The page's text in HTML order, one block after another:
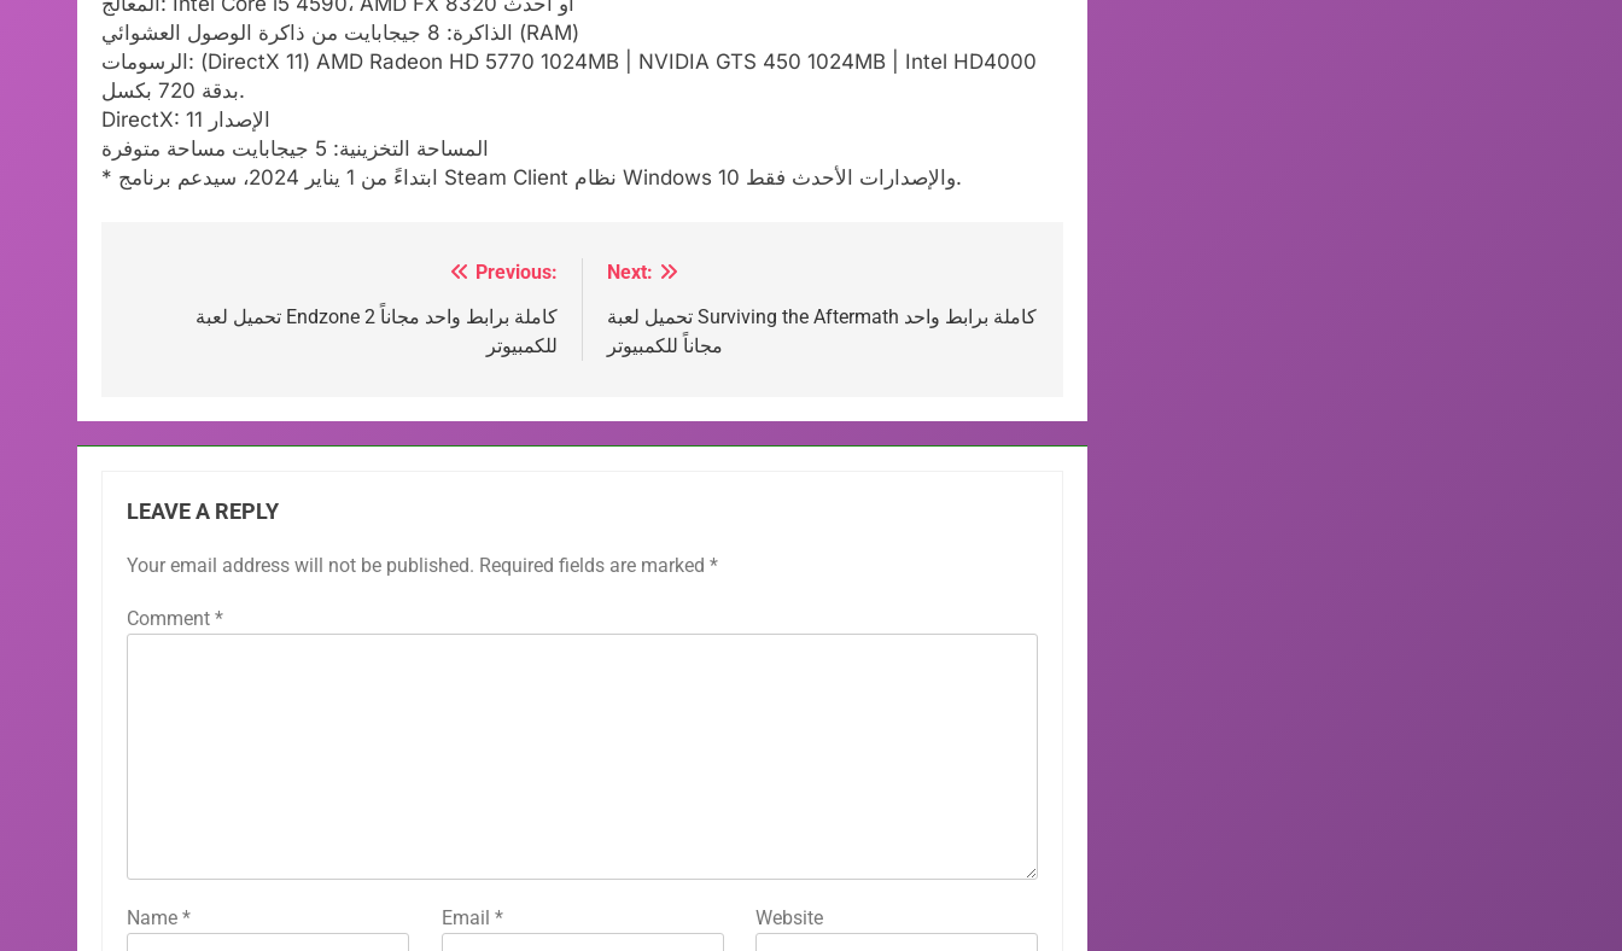
الذاكرة: 8 جيجابايت من ذاكرة الوصول العشوائي (RAM)
الرسومات: (DirectX 11) AMD Radeon HD 5770 1024MB | NVIDIA GTS 450 1024MB | Intel HD4000
بدقة 720 بكسل.
DirectX: الإصدار 11
المساحة التخزينية: 5 جيجابايت مساحة متوفرة
* ابتداءً من 1 يناير 2024، سيدعم برنامج Steam Client نظام Windows 10 والإصدارات الأحدث فقط.
العاب وايفاي WIFI4Games
navigation
Previous:
تحميل لعبة Endzone 2 كاملة برابط واحد مجاناً
للكمبيوتر
Next:
تحميل لعبة Surviving the Aftermath كاملة برابط واحد
مجاناً للكمبيوتر
LEAVE A REPLY
Your email address will not be published. Required fields are marked *
Comment *
Name * Email * Website